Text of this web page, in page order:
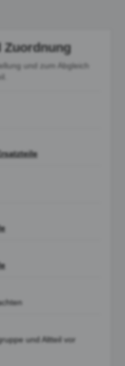
Zuordnung
und zum Abgleich
und Altteil vor